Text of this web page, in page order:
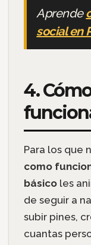
Aprende
social en
4.
Para los que
como
básicoles
de seguir a
subir pines,
cuantas